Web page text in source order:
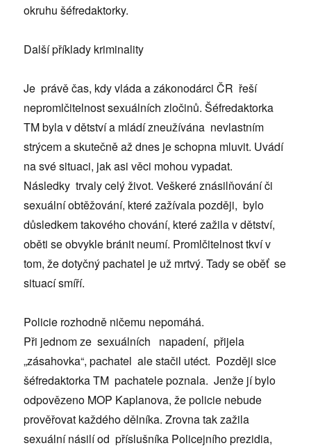
okruhu šéfredaktorky.
Další příklady kriminality
Je právě čas, kdy vláda a zákonodárci ČR řeší
nepromlčitelnost sexuálních zločinů. Šéfredaktorka
TM byla v dětství a mládí zneužívána nevlastním
strýcem a skutečně až dnes je schopna mluvit. Uvádí
na své situaci, jak asi věci mohou vypadat.
Následky trvaly celý život. Veškeré znásilňování či
sexuální obtěžování, které zažívala později, bylo
důsledkem takového chování, které zažila v dětství,
oběti se obvykle bránit neumí. Promlčitelnost tkví v
tom, že dotyčný pachatel je už mrtvý. Tady se oběť se
situací smíří.
Policie rozhodně ničemu nepomáhá.
Při jednom ze sexuálních napadení, přijela
„zásahovka“, pachatel ale stačil utéct. Později sice
šéfredaktorka TM pachatele poznala. Jenže jí bylo
odpovězeno MOP Kaplanova, že policie nebude
prověřovat každého dělníka. Zrovna tak zažila
sexuální násilí od příslušníka Policejního prezidia,